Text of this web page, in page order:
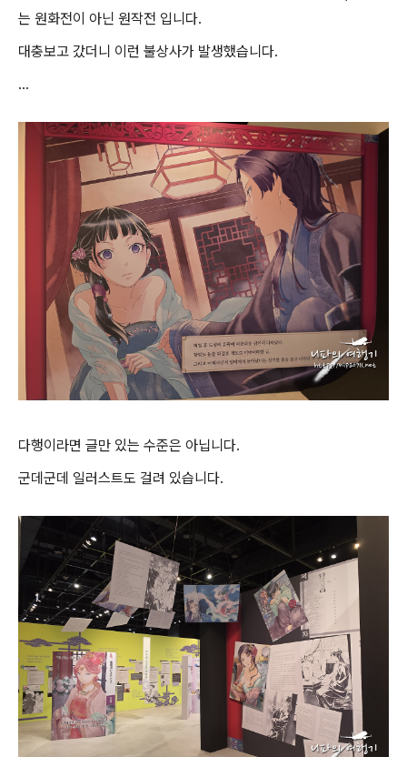
는 원화전이 아닌 원작전 입니다.
대충보고 갔더니 이런 불상사가 발생했습니다.
...
다행이라면 글만 있는 수준은 아닙니다.
군데군데 일러스트도 걸려 있습니다.